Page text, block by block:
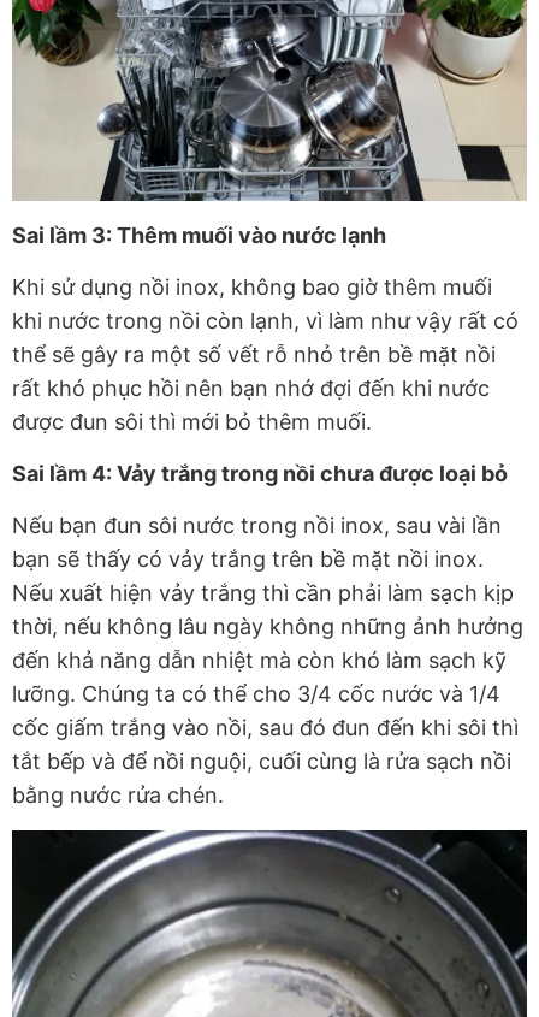
Sai lầm 3: Thêm muối vào nước lạnh
Khi sử dụng nồi inox, không bao giờ thêm muối
khi nước trong nồi còn lạnh, vì làm như vậy rất có
thể sẽ gây ra một số vết rỗ nhỏ trên bề mặt nồi
rất khó phục hồi nên bạn nhớ đợi đến khi nước
được đun sôi thì mới bỏ thêm muối.
Sai lầm 4: Vảy trắng trong nồi chưa được loại bỏ
Nếu bạn đun sôi nước trong nồi inox, sau vài lần
bạn sẽ thấy có vảy trắng trên bề mặt nồi inox.
Nếu xuất hiện vảy trắng thì cần phải làm sạch kịp
thời, nếu không lâu ngày không những ảnh hưởng
đến khả năng dẫn nhiệt mà còn khó làm sạch kỹ
lưỡng. Chúng ta có thể cho 3/4 cốc nước và 1/4
cốc giấm trắng vào nồi, sau đó đun đến khi sôi thì
tắt bếp và để nồi nguội, cuối cùng là rửa sạch nồi
bằng nước rửa chén.